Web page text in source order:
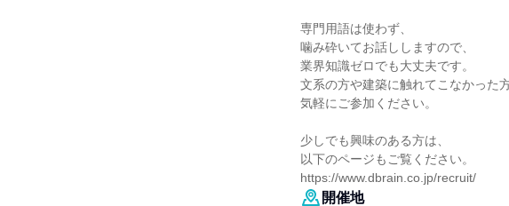
専門用語は使わず、
噛み砕いてお話ししますので、
業界知識ゼロでも大丈夫です。
文系の方や建築に触れてこなかった
気軽にご参加ください。
少しでも興味のある方は、
以下のページもご覧ください。
https://www.dbrain.co.jp/recruit/
開催地